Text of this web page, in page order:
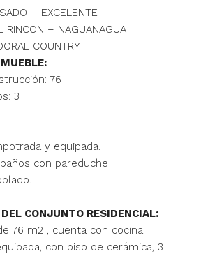
– EXCELENTE
RINCON – NAGUANAGUA
COUNTRY
76
3
y equipada.
con pareduche
CONJUNTO RESIDENCIAL:
76 m2 , cuenta con cocina
con piso de cerámica, 3